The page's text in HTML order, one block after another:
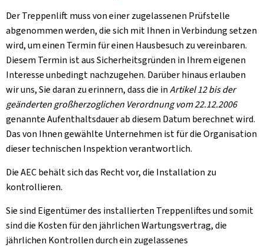
Der Treppenlift muss von einer zugelassenen Prüfstelle
abgenommen werden, die sich mit Ihnen in Verbindung setzen
wird, um einen Termin für einen Hausbesuch zu vereinbaren.
Diesem Termin ist aus Sicherheitsgründen in Ihrem eigenen
Interesse unbedingt nachzugehen. Darüber hinaus erlauben
wir uns, Sie daran zu erinnern, dass die inArtikel 12 bis der
geänderten großherzoglichen Verordnung vom 22.12.2006
genannte Aufenthaltsdauer ab diesem Datum berechnet wird.
Das von Ihnen gewählte Unternehmen ist für die Organisation
dieser technischen Inspektion verantwortlich.
Die AEC behält sich das Recht vor, die Installation zu
kontrollieren.
Sie sind Eigentümer des installierten Treppenliftes und somit
sind die Kosten für den jährlichen Wartungsvertrag, die
jährlichen Kontrollen durch ein zugelassenes